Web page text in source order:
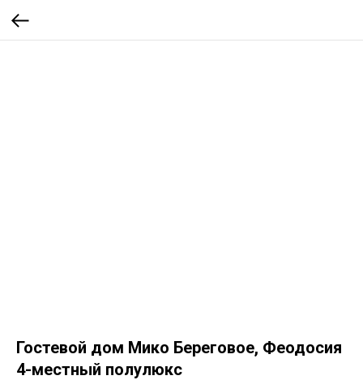
Гостевой дом Мико Береговое, Феодосия
4-местный полулюкс